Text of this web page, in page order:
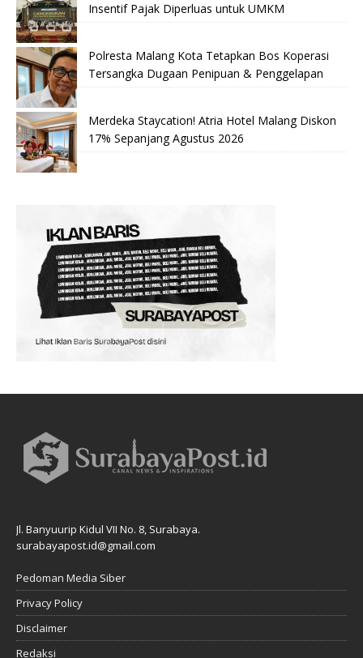
Insentif Pajak Diperluas untuk UMKM
Polresta Malang Kota Tetapkan Bos Koperasi
Tersangka Dugaan Penipuan & Penggelapan
Merdeka Staycation! Atria Hotel Malang Diskon
17% Sepanjang Agustus 2026
Jl. Banyuurip Kidul VII No. 8, Surabaya.
surabayapost.id@gmail.com
Pedoman Media Siber
Privacy Policy
Disclaimer
Redaksi